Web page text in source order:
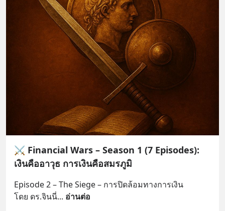
⚔️ Financial Wars – Season 1 (7 Episodes):
เงินคืออาวุธ การเงินคือสมรภูมิ
Episode 2 – The Siege – การปิดล้อมทางการเงิน
โดย ดร.จินนี่... อ่านต่อ